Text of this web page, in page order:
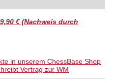
€ (Nachweis durch
in unserem ChessBase Shop
Vertrag zur WM